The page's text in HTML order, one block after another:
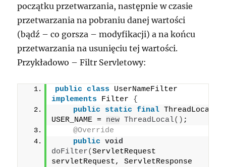
początku przetwarzania, następnie w czasie
przetwarzania na pobraniu danej wartości
(bądź – co gorsza – modyfikacji) a na końcu
przetwarzania na usunięciu tej wartości.
Przykładowo – Filtr Servletowy:
public class
implements Filter {
public
static final ThreadLocal
USER_NAME = new ThreadLocal() ;
@Override
public
void
doFilter(ServletRequest
servletRequest, ServletResponse